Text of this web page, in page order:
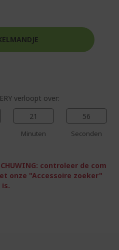
code
verloopt over:
21
Minuten
55
Seconden
controleer de com
onze "Accessoire zoeker"